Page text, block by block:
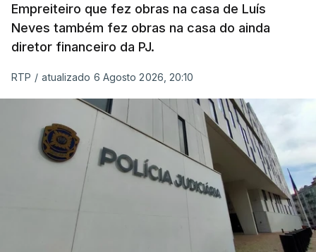
Empreiteiro que fez obras na casa de Luís
Neves também fez obras na casa do ainda
diretor financeiro da PJ.
RTP / atualizado 6 Agosto 2026, 20:10